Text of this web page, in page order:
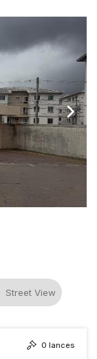
Street View
0 lances